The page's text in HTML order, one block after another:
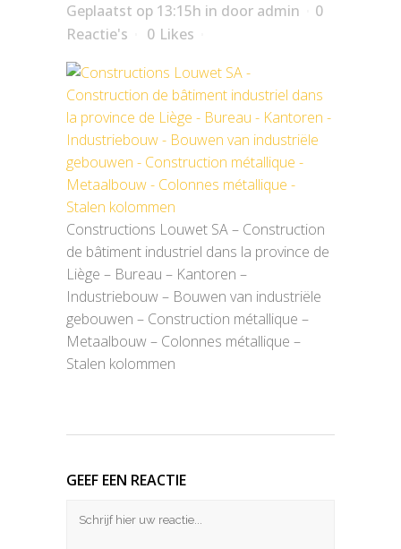
Geplaatst op 13:15h in door admin
0
Reactie's
0 Likes
Constructions Louwet SA – Construction
de bâtiment industriel dans la province de
Liège – Bureau – Kantoren –
Industriebouw – Bouwen van industriële
gebouwen – Construction métallique –
Metaalbouw – Colonnes métallique –
Stalen kolommen
GEEF EEN REACTIE